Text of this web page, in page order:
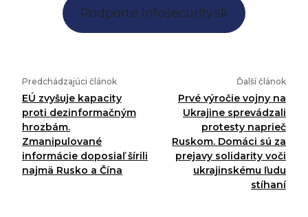
Podporte Infosecurity.sk
Predchádzajúci článok
EÚ zvyšuje kapacity
proti dezinformačným
hrozbám.
Zmanipulované
informácie doposiaľ šírili
najmä Rusko a Čína
Ďalší článok
Prvé výročie vojny na
Ukrajine sprevádzali
protesty naprieč
Ruskom. Domáci sú za
prejavy solidarity voči
ukrajinskému ľudu
stíhaní